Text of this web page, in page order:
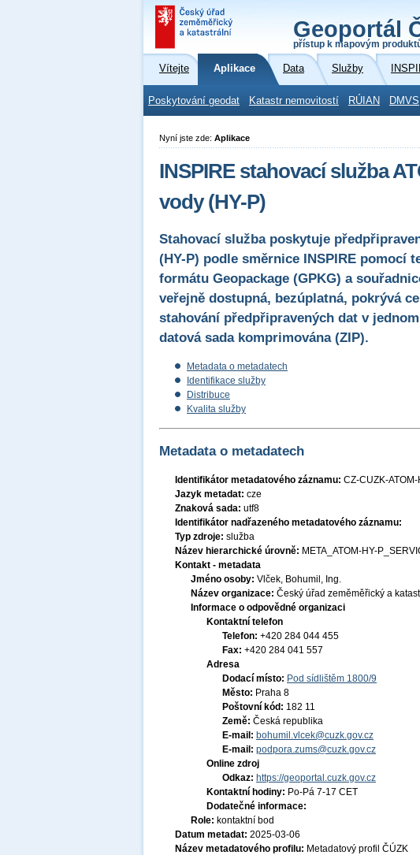
Geoportál
přístup k mapovým
Vítejte Aplikace Data Služby
Poskytování geodat Katastr nemovitostí RÚIAN DMVS
Nyní jste zde: Aplikace
INSPIRE stahovací služba
vody (HY-P)
Stahovací služba poskytuje
(HY-P) podle směrnice INSPIRE pomocí
formátu Geopackage (GPKG) a
veřejně dostupná, bezúplatná, pokrývá
stahování předpřipravených dat v
datová sada komprimována (ZIP).
Metadata o metadatech
Identifikace služby
Distribuce
Kvalita služby
Metadata o metadatech
Identifikátor metadatového záznamu: CZ-CUZK-ATOM-
Jazyk metadat: cze
Znaková sada: utf8
Identifikátor nadřazeného metadatového záznamu:
Typ zdroje: služba
Název hierarchické úrovně: META_ATOM-HY-
Kontakt - metadata
Jméno osoby: Vlček, Bohumil, Ing.
Název organizace: Český úřad zeměměřický a
Informace o odpovědné organizaci
Kontaktní telefon
Telefon: +420 284 044 455
Fax: +420 284 041 557
Adresa
Dodací místo: Pod sídlištěm 1800/9
Město: Praha 8
Poštovní kód: 182 11
Země: Česká republika
E-mail: bohumil.vlcek@cuzk.gov.cz
E-mail: podpora.zums@cuzk.gov.cz
Online zdroj
Odkaz: https://geoportal.cuzk.gov.cz
Kontaktní hodiny: Po-Pá 7-17 CET
Dodatečné informace:
Role: kontaktní bod
Datum metadat: 2025-03-06
Název metadatového profilu: Metadatový profil ČÚZK